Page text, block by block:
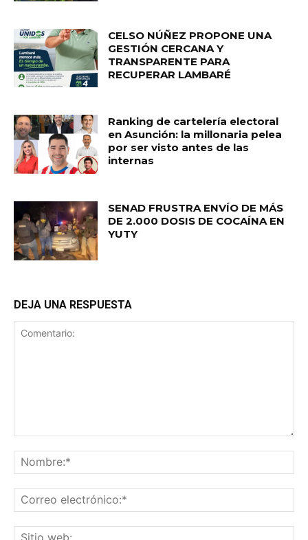
CELSO NÚÑEZ PROPONE UNA
GESTIÓN CERCANA Y
TRANSPARENTE PARA
RECUPERAR LAMBARÉ
Ranking de cartelería electoral
en Asunción: la millonaria pelea
por ser visto antes de las
internas
SENAD FRUSTRA ENVÍO DE MÁS
DE 2.000 DOSIS DE COCAÍNA EN
YUTY
DEJA UNA RESPUESTA